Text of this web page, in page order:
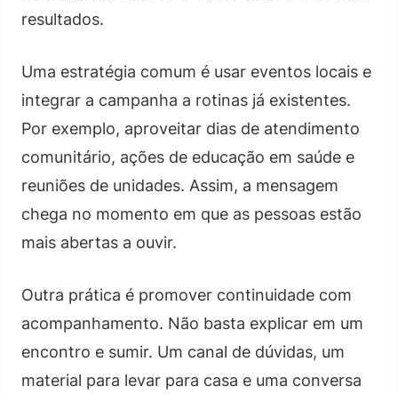
resultados.
Uma estratégia comum é usar eventos locais e
integrar a campanha a rotinas já existentes.
Por exemplo, aproveitar dias de atendimento
comunitário, ações de educação em saúde e
reuniões de unidades. Assim, a mensagem
chega no momento em que as pessoas estão
mais abertas a ouvir.
Outra prática é promover continuidade com
acompanhamento. Não basta explicar em um
encontro e sumir. Um canal de dúvidas, um
material para levar para casa e uma conversa